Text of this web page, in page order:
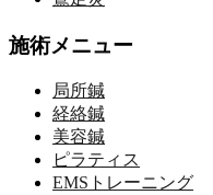
施術メニュー
局所鍼
経絡鍼
美容鍼
ピラティス
EMSトレーニング